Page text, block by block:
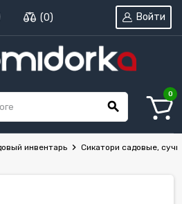
(0)
search
Войти
0
инвентарь chevron_right Сикатори садовые,